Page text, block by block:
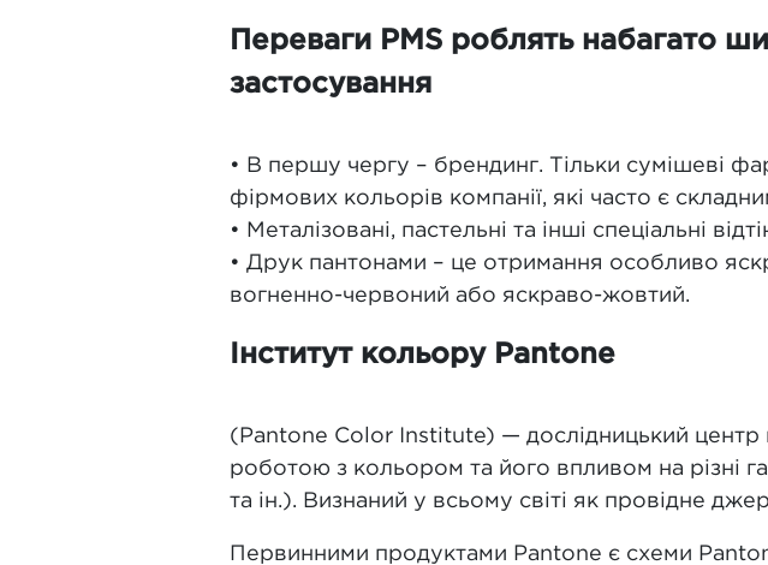
Переваги PMS роблять набагато
застосування
• В першу чергу – брендинг. Тільки сумішеві
фірмових кольорів компанії, які часто є
• Металізовані, пастельні та інші спеціальні
• Друк пантонами – це отримання особливо
вогненно-червоний або яскраво-жовтий.
Інститут кольору Pantone
(Pantone Color Institute) — дослідницький центр
роботою з кольором та його впливом на різні
та ін.). Визнаний у всьому світі як провідне
Первинними продуктами Pantone є схеми